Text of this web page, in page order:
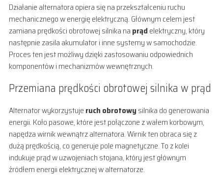
Działanie alternatora opiera się na przekształceniu ruchu
mechanicznego w energię elektryczną. Głównym celem jest
zamiana prędkości obrotowej silnika na prąd elektryczny, który
następnie zasila akumulator i inne systemy w samochodzie.
Proces ten jest możliwy dzięki zastosowaniu odpowiednich
komponentów i mechanizmów wewnętrznych.
Przemiana prędkości obrotowej silnika w prąd
Alternator wykorzystuje ruch obrotowy silnika do generowania
energii. Koło pasowe, które jest połączone z wałem korbowym,
napędza wirnik wewnątrz alternatora. Wirnik ten obraca się z
dużą prędkością, co generuje pole magnetyczne. To z kolei
indukuje prąd w uzwojeniach stojana, który jest głównym
źródłem energii elektrycznej w alternatorze.